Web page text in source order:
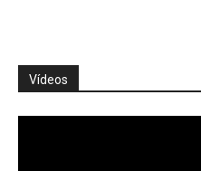
Vídeos